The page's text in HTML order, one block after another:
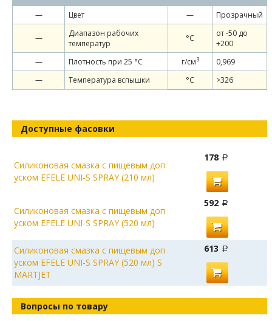
—
Цвет — Прозрачный
—
Диапазон рабочих
температур
°С
от -50 до
+200
—
Плотность при 25 °С г/см3
0,969
—
Температура вспышки °C >326
Доступные фасовки
Силиконовая смазка с пищевым доп
уском EFELE UNI-S SPRAY (210 мл)
178
Силиконовая смазка с пищевым доп
уском EFELE UNI-S SPRAY (520 мл)
592
Силиконовая смазка с пищевым доп
уском EFELE UNI-S SPRAY (520 мл) S
MARTJET
613
Вопросы по товару